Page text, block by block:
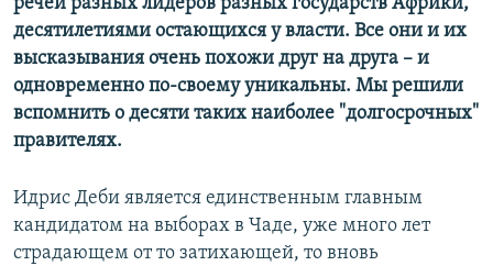
речей разных лидеров разных государств Африки,
десятилетиями остающихся у власти. Все они и их
высказывания очень похожи друг на друга – и
одновременно по-своему уникальны. Мы решили
вспомнить о десяти таких наиболее "долгосрочных"
правителях.
Идрис Деби является единственным главным
кандидатом на выборах в Чаде, уже много лет
страдающем от то затихающей, то вновь